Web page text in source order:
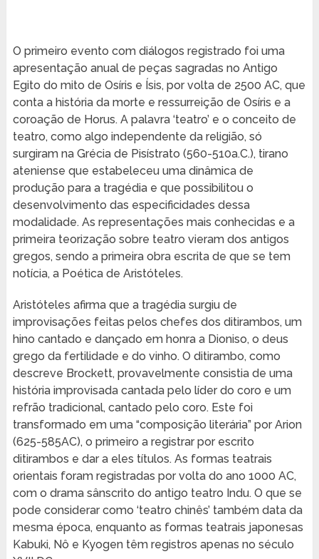
O primeiro evento com diálogos registrado foi uma
apresentação anual de peças sagradas no Antigo
Egito do mito de Osíris e Ísis, por volta de 2500 AC, que
conta a história da morte e ressurreição de Osíris e a
coroação de Horus. A palavra ‘teatro’ e o conceito de
teatro, como algo independente da religião, só
surgiram na Grécia de Pisístrato (560-510a.C.), tirano
ateniense que estabeleceu uma dinâmica de
produção para a tragédia e que possibilitou o
desenvolvimento das especificidades dessa
modalidade. As representações mais conhecidas e a
primeira teorização sobre teatro vieram dos antigos
gregos, sendo a primeira obra escrita de que se tem
notícia, a Poética de Aristóteles.
Aristóteles afirma que a tragédia surgiu de
improvisações feitas pelos chefes dos ditirambos, um
hino cantado e dançado em honra a Dioniso, o deus
grego da fertilidade e do vinho. O ditirambo, como
descreve Brockett, provavelmente consistia de uma
história improvisada cantada pelo líder do coro e um
refrão tradicional, cantado pelo coro. Este foi
transformado em uma “composição literária” por Arion
(625-585AC), o primeiro a registrar por escrito
ditirambos e dar a eles títulos. As formas teatrais
orientais foram registradas por volta do ano 1000 AC,
com o drama sânscrito do antigo teatro Indu. O que se
pode considerar como ‘teatro chinês’ também data da
mesma época, enquanto as formas teatrais japonesas
Kabuki, Nô e Kyogen têm registros apenas no século